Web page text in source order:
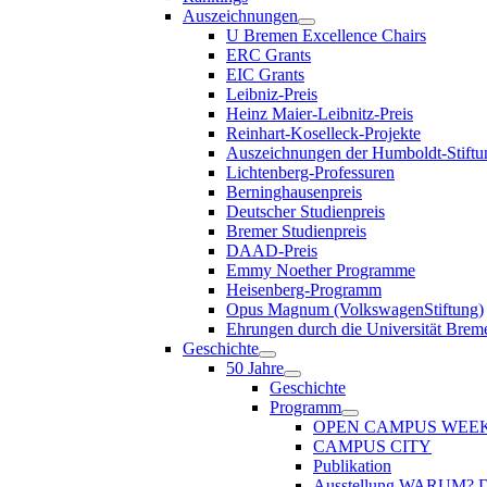
Auszeichnungen
U Bremen Excellence Chairs
ERC Grants
EIC Grants
Leibniz-Preis
Heinz Maier-Leibnitz-Preis
Reinhart-Koselleck-Projekte
Auszeichnungen der Humboldt-
Lichtenberg-Professuren
Berninghausenpreis
Deutscher Studienpreis
Bremer Studienpreis
DAAD-Preis
Emmy Noether Programme
Heisenberg-Programm
Opus Magnum (VolkswagenStiftung)
Ehrungen durch die Universität
Geschichte
50 Jahre
Geschichte
Programm
OPEN CAMPUS
CAMPUS CITY
Publikation